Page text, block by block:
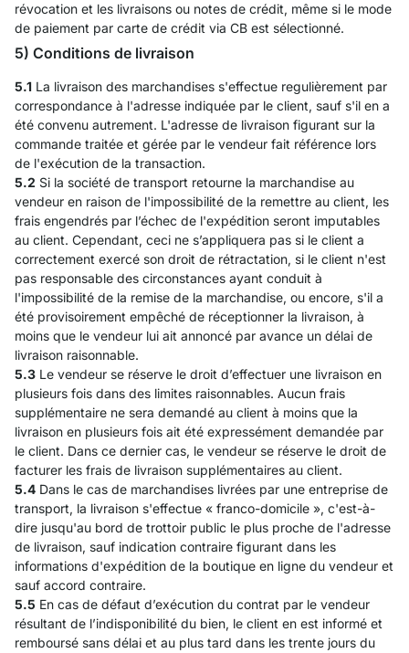
révocation et les livraisons ou notes de crédit, même si le mode
de paiement par carte de crédit via CB est sélectionné.
5) Conditions de livraison
5.1 La livraison des marchandises s'effectue regulièrement par
correspondance à l'adresse indiquée par le client, sauf s'il en a
été convenu autrement. L'adresse de livraison figurant sur la
commande traitée et gérée par le vendeur fait référence lors
de l'exécution de la transaction.
5.2 Si la société de transport retourne la marchandise au
vendeur en raison de l'impossibilité de la remettre au client, les
frais engendrés par l’échec de l'expédition seront imputables
au client. Cependant, ceci ne s’appliquera pas si le client a
correctement exercé son droit de rétractation, si le client n'est
pas responsable des circonstances ayant conduit à
l'impossibilité de la remise de la marchandise, ou encore, s'il a
été provisoirement empêché de réceptionner la livraison, à
moins que le vendeur lui ait annoncé par avance un délai de
livraison raisonnable.
5.3 Le vendeur se réserve le droit d’effectuer une livraison en
plusieurs fois dans des limites raisonnables. Aucun frais
supplémentaire ne sera demandé au client à moins que la
livraison en plusieurs fois ait été expressément demandée par
le client. Dans ce dernier cas, le vendeur se réserve le droit de
facturer les frais de livraison supplémentaires au client.
5.4 Dans le cas de marchandises livrées par une entreprise de
transport, la livraison s'effectue « franco-domicile », c'est-à-
dire jusqu'au bord de trottoir public le plus proche de l'adresse
de livraison, sauf indication contraire figurant dans les
informations d'expédition de la boutique en ligne du vendeur et
sauf accord contraire.
5.5 En cas de défaut d’exécution du contrat par le vendeur
résultant de l’indisponibilité du bien, le client en est informé et
remboursé sans délai et au plus tard dans les trente jours du